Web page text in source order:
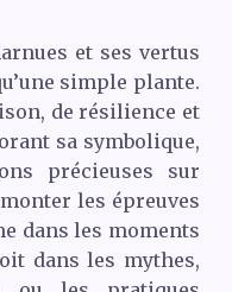
et ses vertus
simple plante.
de résilience et
sa symbolique,
précieuses sur
les épreuves
dans les moments
dans les mythes,